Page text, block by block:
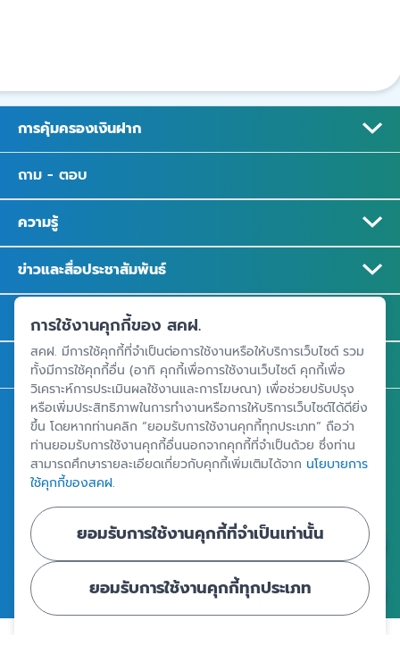
การคุ้มครองเงินฝาก
ถาม - ตอบ
ความรู้
ข่าวและสื่อประชาสัมพันธ์
รู้จัก สคฝ.
ติดต่อ สคฝ.
สถาบันคุ้มครองเงินฝาก
อาคารเอสเจ อินฟินิท วัน บิสซิเนสคอมเพล็กซ์ ชั้น 25 - 27 เลขที่ 349
ถนนวิภาวดีรังสิต แขวงจอมพล เขตจตุจักร กรุงเทพฯ 10900
ศูนย์ข้อมูลคุ้มครองเงินฝาก
การใช้งานคุกกี้ของ สคฝ.
สคฝ. มีการใช้คุกกี้ที่จำเป็นต่อการใช้งานหรือให้บริการเว็บไซต์ รวม
ทั้งมีการใช้คุกกี้อื่น (อาทิ คุกกี้เพื่อการใช้งานเว็บไซต์ คุกกี้เพื่อ
วิเคราะห์การประเมินผลใช้งานและการโฆษณา) เพื่อช่วยปรับปรุง
หรือเพิ่มประสิทธิภาพในการทำงานหรือการให้บริการเว็บไซต์ได้ดียิ่ง
ขึ้น โดยหากท่านคลิก “ยอมรับการใช้งานคุกกี้ทุกประเภท” ถือว่า
ท่านยอมรับการใช้งานคุกกี้อื่นนอกจากคุกกี้ที่จำเป็นด้วย ซึ่งท่าน
สามารถศึกษารายละเอียดเกี่ยวกับคุกกี้เพิ่มเติมได้จาก นโยบายการ
ใช้คุกกี้ของสคฝ.
ยอมรับการใช้งานคุกกี้ที่จำเป็นเท่านั้น
ยอมรับการใช้งานคุกกี้ทุกประเภท